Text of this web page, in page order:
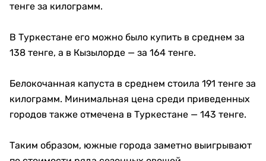
тенге за килограмм.
В Туркестане его можно было купить в среднем за
138 тенге, а в Кызылорде — за 164 тенге.
Белокочанная капуста в среднем стоила 191 тенге за
килограмм. Минимальная цена среди приведенных
городов также отмечена в Туркестане — 143 тенге.
Таким образом, южные города заметно выигрывают